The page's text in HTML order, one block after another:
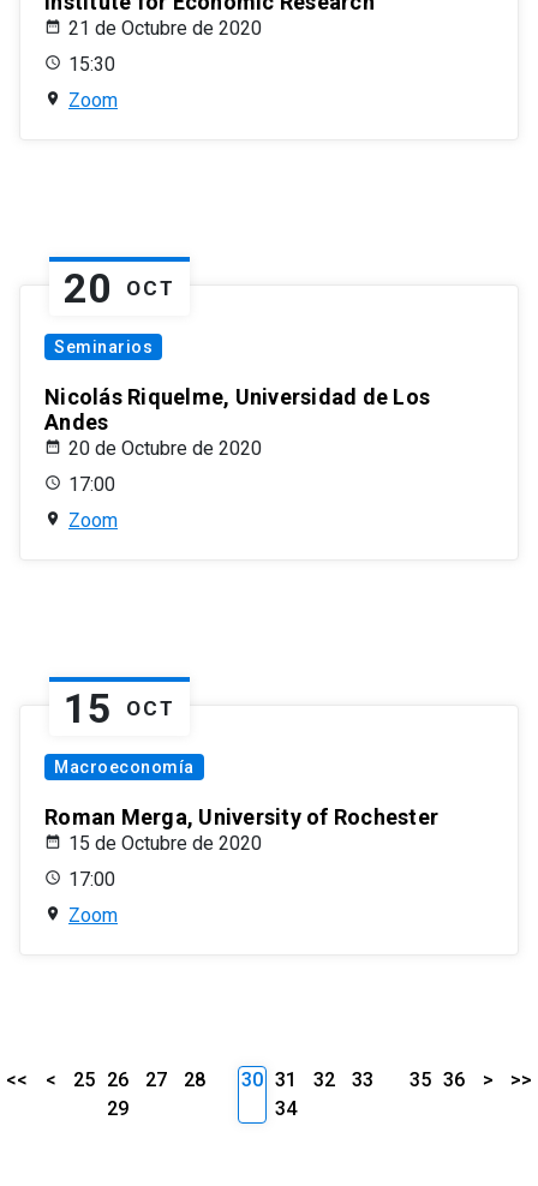
21 de Octubre de 2020
15:30
Zoom
20 OCT
Seminarios
Nicolás Riquelme, Universidad de Los
Andes
20 de Octubre de 2020
17:00
Zoom
15 OCT
Macroeconomía
Roman Merga, University of Rochester
15 de Octubre de 2020
17:00
Zoom
<< < 25 26 27
28
29
30 31 32
33
34
35 36 > >>